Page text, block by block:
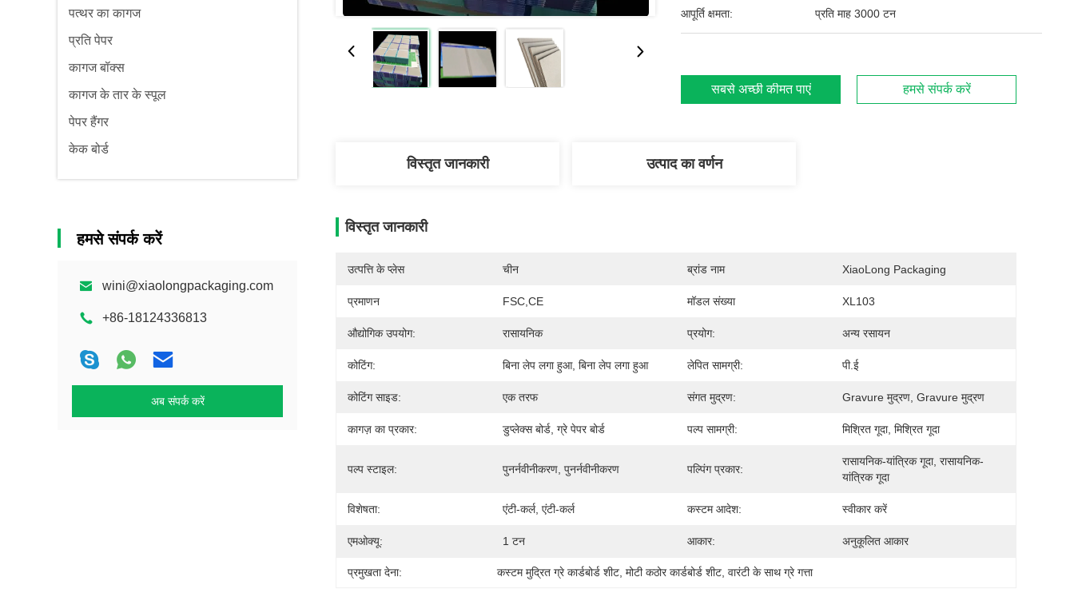
पत्थर का कागज
प्रति पेपर
कागज बॉक्स
कागज के तार के स्पूल
पेपर हैंगर
केक बोर्ड
हमसे संपर्क करें
wini@xiaolongpackaging.com
+86-18124336813
अब संपर्क करें
आपूर्ति क्षमता: प्रति माह 3000 टन
सबसे अच्छी कीमत पाएं हमसे संपर्क करें
विस्तृत जानकारी उत्पाद का वर्णन
विस्तृत जानकारी
उत्पत्ति के प्लेस चीन ब्रांड नाम XiaoLong Packaging
प्रमाणन FSC,CE मॉडल संख्या XL103
औद्योगिक उपयोग: रासायनिक प्रयोग: अन्य रसायन
कोटिंग: बिना लेप लगा हुआ, बिना लेप लगा हुआ लेपित सामग्री: पी.ई
कोटिंग साइड: एक तरफ संगत मुद्रण: Gravure मुद्रण, Gravure मुद्रण
कागज़ का प्रकार: डुप्लेक्स बोर्ड, ग्रे पेपर बोर्ड पल्प सामग्री: मिश्रित गूदा, मिश्रित गूदा
पल्प स्टाइल: पुनर्नवीनीकरण, पुनर्नवीनीकरण पल्पिंग प्रकार:
रासायनिक-यांत्रिक गूदा, रासायनिक-
यांत्रिक गूदा
विशेषता: एंटी-कर्ल, एंटी-कर्ल कस्टम आदेश: स्वीकार करें
एमओक्यू: 1 टन आकार: अनुकूलित आकार
प्रमुखता देना: कस्टम मुद्रित ग्रे कार्डबोर्ड शीट , मोटी कठोर कार्डबोर्ड शीट , वारंटी के साथ ग्रे गत्ता